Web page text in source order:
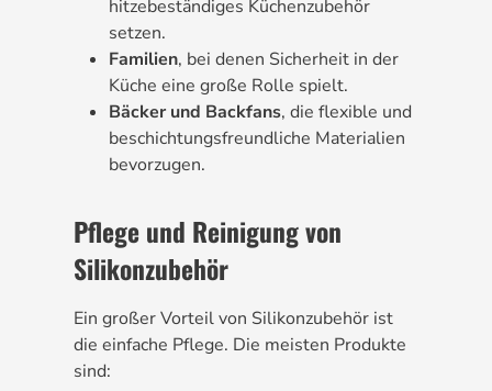
hitzebeständiges Küchenzubehör
setzen.
Familien, bei denen Sicherheit in der
Küche eine große Rolle spielt.
Bäcker und Backfans, die flexible und
beschichtungsfreundliche Materialien
bevorzugen.
Pflege und Reinigung von
Silikonzubehör
Ein großer Vorteil von Silikonzubehör ist
die einfache Pflege. Die meisten Produkte
sind: